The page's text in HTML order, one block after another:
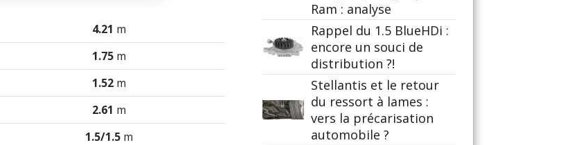
4.21 m
1.75m
1.52m
2.61 m
1.5/1.5m
Ram : analyse
Rappel du 1.5 BlueHDi :
encore un souci de
distribution ?!
Stellantis et le retour
du ressort à lames :
vers la précarisation
automobile ?